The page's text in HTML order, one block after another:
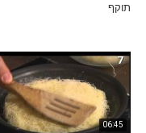
תוקף
06:45
7